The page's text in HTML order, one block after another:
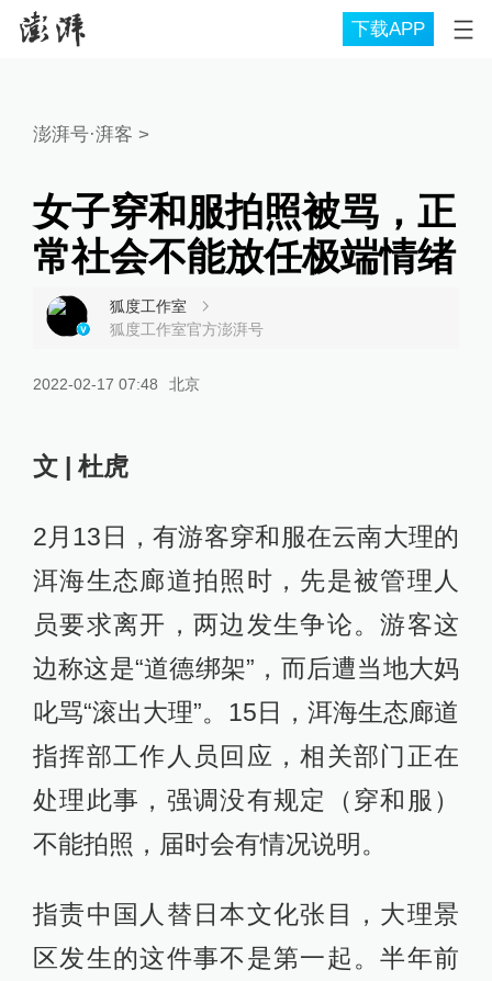
下载APP
澎湃号·湃客 >
女子穿和服拍照被骂，正
常社会不能放任极端情绪
狐度工作室
狐度工作室官方澎湃号
2022-02-17 07:48 北京
文 | 杜虎
2月13日，有游客穿和服在云南大理的
洱海生态廊道拍照时，先是被管理人
员要求离开，两边发生争论。游客这
边称这是“道德绑架”，而后遭当地大妈
叱骂“滚出大理”。15日，洱海生态廊道
指挥部工作人员回应，相关部门正在
处理此事，强调没有规定（穿和服）
不能拍照，届时会有情况说明。
指责中国人替日本文化张目，大理景
区发生的这件事不是第一起。半年前